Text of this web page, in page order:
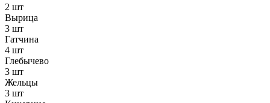
2 шт
Вырица
3 шт
Гатчина
4 шт
Глебычево
3 шт
Жельцы
3 шт